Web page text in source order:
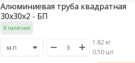
Алюминиевая труба квадратная
30х30х2 - БП
В наличии
1.82 кг
/0.50 шт